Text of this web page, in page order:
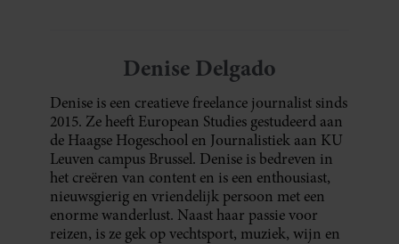
Denise Delgado
Denise is een creatieve freelance journalist sinds
2015. Ze heeft European Studies gestudeerd aan
de Haagse Hogeschool en Journalistiek aan KU
Leuven campus Brussel. Denise is bedreven in
het creëren van content en is een enthousiast,
nieuwsgierig en vriendelijk persoon met een
enorme wanderlust. Naast haar passie voor
reizen, is ze gek op vechtsport, muziek, wijn en